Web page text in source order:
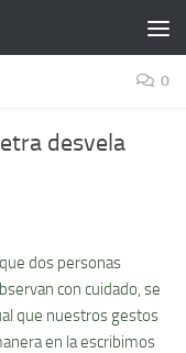
0
desvela
dos personas
con cuidado, se
que nuestros gestos
en la escribimos